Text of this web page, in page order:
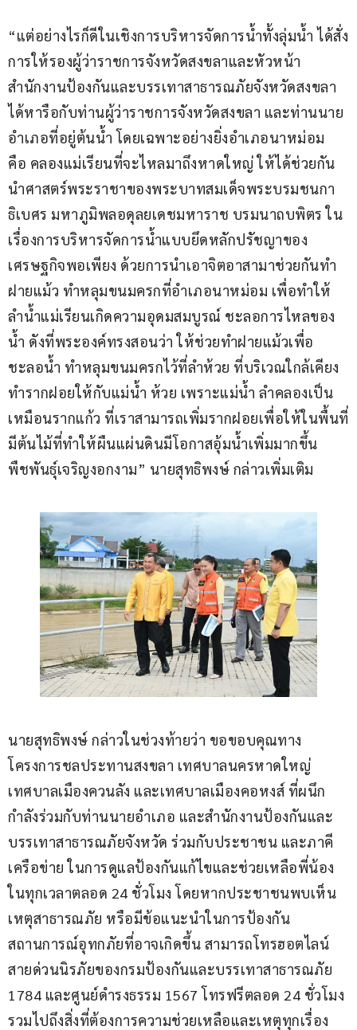
“แต่อย่างไรก็ดีในเชิงการบริหารจัดการน้ำทั้งลุ่มน้ำ ได้สั่ง
การให้รองผู้ว่าราชการจังหวัดสงขลาและหัวหน้า
สำนักงานป้องกันและบรรเทาสาธารณภัยจังหวัดสงขลา
ได้หารือกับท่านผู้ว่าราชการจังหวัดสงขลา และท่านนาย
อำเภอที่อยู่ต้นน้ำ โดยเฉพาะอย่างยิ่งอำเภอนาหม่อม
คือ คลองแม่เรียนที่จะไหลมาถึงหาดใหญ่ ให้ได้ช่วยกัน
นำศาสตร์พระราชาของพระบาทสมเด็จพระบรมชนกา
ธิเบศร มหาภูมิพลอดุลยเดชมหาราช บรมนาถบพิตร ใน
เรื่องการบริหารจัดการน้ำแบบยึดหลักปรัชญาของ
เศรษฐกิจพอเพียง ด้วยการนำเอาจิตอาสามาช่วยกันทำ
ฝายแม้ว ทำหลุมขนมครกที่อำเภอนาหม่อม เพื่อทำให้
ลำน้ำแม่เรียนเกิดความอุดมสมบูรณ์ ชะลอการไหลของ
น้ำ ดังที่พระองค์ทรงสอนว่า ให้ช่วยทำฝายแม้วเพื่อ
ชะลอน้ำ ทำหลุมขนมครกไว้ที่ลำห้วย ที่บริเวณใกล้เคียง
ทำรากฝอยให้กับแม่น้ำ ห้วย เพราะแม่น้ำ ลำคลองเป็น
เหมือนรากแก้ว ที่เราสามารถเพิ่มรากฝอยเพื่อให้ในพื้นที่
มีต้นไม้ที่ทำให้ผืนแผ่นดินมีโอกาสอุ้มน้ำเพิ่มมากขึ้น
พืชพันธุ์เจริญงอกงาม” นายสุทธิพงษ์ กล่าวเพิ่มเติม
นายสุทธิพงษ์ กล่าวในช่วงท้ายว่า ขอขอบคุณทาง
โครงการชลประทานสงขลา เทศบาลนครหาดใหญ่
เทศบาลเมืองควนลัง และเทศบาลเมืองคอหงส์ ที่ผนึก
กำลังร่วมกับท่านนายอำเภอ และสำนักงานป้องกันและ
บรรเทาสาธารณภัยจังหวัด ร่วมกับประชาชน และภาคี
เครือข่าย ในการดูแลป้องกันแก้ไขและช่วยเหลือพี่น้อง
ในทุกเวลาตลอด 24 ชั่วโมง โดยหากประชาชนพบเห็น
เหตุสาธารณภัย หรือมีข้อแนะนำในการป้องกัน
สถานการณ์อุทกภัยที่อาจเกิดขึ้น สามารถโทรฮอตไลน์
สายด่วนนิรภัยของกรมป้องกันและบรรเทาสาธารณภัย
1784 และศูนย์ดำรงธรรม 1567 โทรฟรีตลอด 24 ชั่วโมง
รวมไปถึงสิ่งที่ต้องการความช่วยเหลือและเหตุทุกเรื่อง